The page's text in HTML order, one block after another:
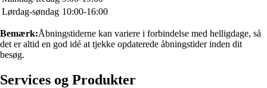
Lørdag-søndag 10:00-16:00
Bemærk:Åbningstiderne kan variere i forbindelse med helligdage, så
det er altid en god idé at tjekke opdaterede åbningstider inden dit
besøg.
Services og Produkter